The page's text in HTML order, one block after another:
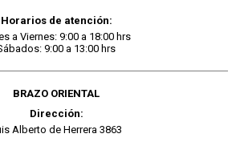
Horarios de atención:
a Viernes: 9:00 a 18:00 hrs
9:00 a 13:00 hrs
BRAZO ORIENTAL
Dirección:
Alberto de Herrera 3863